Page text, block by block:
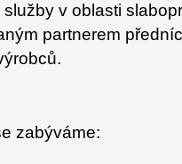
v oblasti
partnerem
zabýváme: